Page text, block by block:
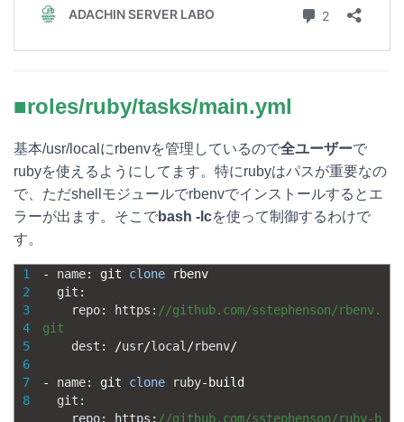
■roles/ruby/tasks/main.yml
基本/usr/localにrbenvを管理しているので全ユーザーで
rubyを使えるようにしてます。特にrubyはパスが重要なの
で、ただshellモジュールでrbenvでインストールするとエ
ラーが出ます。そこでbash -lcを使って制御するわけで
す。
1
2
3
4
5
6
7
8
- name: git clone
rbenv
git :
repo: https : //github.com/sstephenson/rbenv.
git
dest : /usr/local /rbenv/
- name: git clone ruby- build
git :
repo: https : //github.com/sstephenson/ruby-b